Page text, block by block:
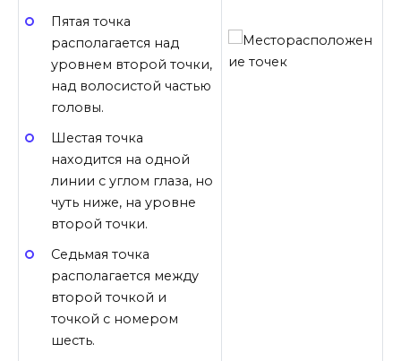
Пятая точка
располагается над
уровнем второй точки,
над волосистой частью
головы.
Шестая точка
находится на одной
линии с углом глаза, но
чуть ниже, на уровне
второй точки.
Седьмая точка
располагается между
второй точкой и
точкой с номером
шесть.